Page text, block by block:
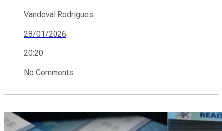
Vandoval Rodrigues
28/01/2026
20:20
No Comments